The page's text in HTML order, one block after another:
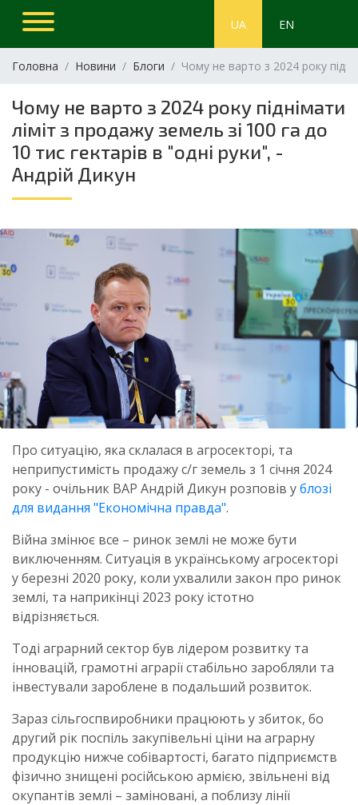
UA EN
Головна Новини Блоги Чому не варто з 2024 року
Чому не варто з 2024 року піднімати
ліміт з продажу земель зі 100 га до
10 тис гектарів в "одні руки", -
Андрій Дикун
Про ситуацію, яка склалася в агросекторі, та
неприпустимість продажу с/г земель з 1 січня 2024
року - очільник ВАР Андрій Дикун розповів ублозі
для видання "Економічна правда".
Війна змінює все – ринок землі не може бути
виключенням. Ситуація в українському агросекторі
у березні 2020 року, коли ухвалили закон про ринок
землі, та наприкінці 2023 року істотно
відрізняється.
Тоді аграрний сектор був лідером розвитку та
інновацій, грамотні аграрії стабільно заробляли та
інвестували зароблене в подальший розвиток.
Зараз сільгоспвиробники працюють у збиток, бо
другий рік поспіль закупівельні ціни на аграрну
продукцію нижче собівартості, багато підприємств
фізично знищені російською армією, звільнені від
окупантів землі – заміновані, а поблизу лінії